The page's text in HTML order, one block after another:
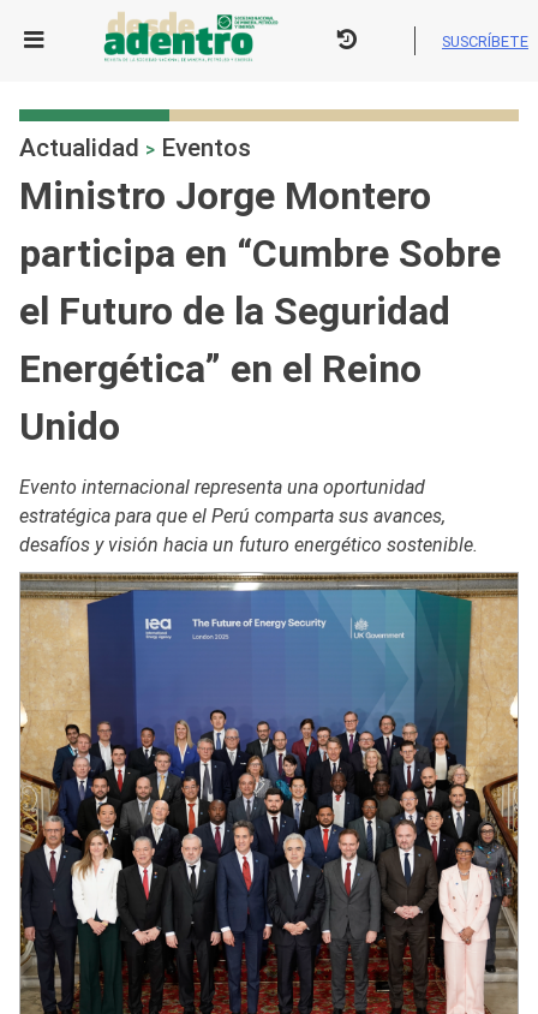
SUSCRÍBETE
Actualidad > Eventos
Ministro Jorge Montero
participa en “Cumbre Sobre
el Futuro de la Seguridad
Energética” en el Reino
Unido
Evento internacional representa una oportunidad
estratégica para que el Perú comparta sus avances,
desafíos y visión hacia un futuro energético sostenible.